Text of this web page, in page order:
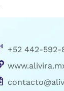
+52 442-592-